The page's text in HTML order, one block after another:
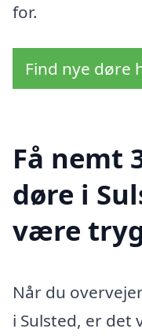
for.
Find nye døre
Få nemt
døre i
være
Når du
i Sulsted, er